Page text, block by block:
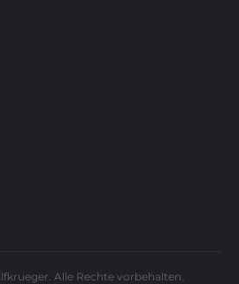
Alle Rechte vorbehalten.